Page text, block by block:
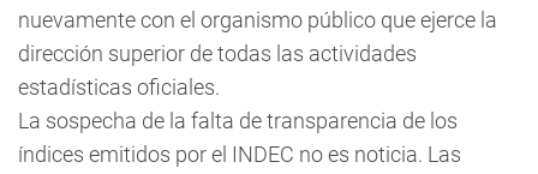
nuevamente con el organismo público que ejerce la
dirección superior de todas las actividades
estadísticas oficiales.
La sospecha de la falta de transparencia de los
índices emitidos por el INDEC no es noticia. Las